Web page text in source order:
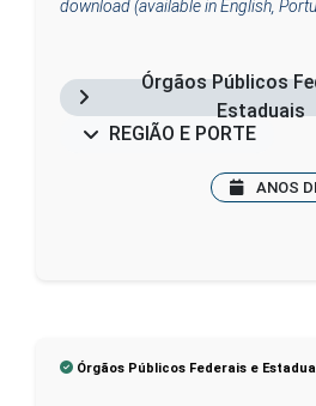
download (available in English,
Órgãos Públicos
Estaduais
REGIÃO E PORTE
ANOS
Órgãos Públicos Federais e